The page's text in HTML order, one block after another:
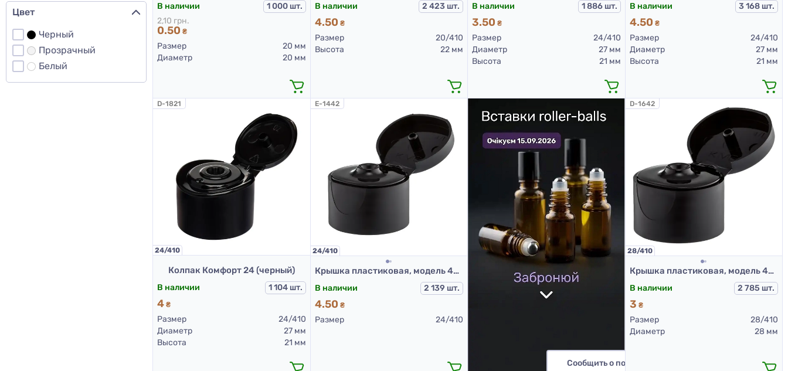
Цвет
Черный
Прозрачный
Белый
В наличии
1 000 шт.
2,10 грн.
0.50 ₴
Размер
20 мм
Диаметр
20 мм
В наличии 2 423 шт.
4.50 ₴
Размер
20/410
Высота
22 мм
В наличии 1 886 шт.
3.50 ₴
Размер
24/410
Диаметр
27 мм
Высота
21 мм
В наличии 3 168 шт.
4.50 ₴
Размер
24/410
Диаметр
27 мм
Высота
21 мм
D-1821
24/410
Колпак Комфорт 24 (черный)
В наличии 1 104 шт.
4 ₴
Размер
24/410
Диаметр
27 мм
Высота
21 мм
E-1442
24/410
Крышка пластиковая, модель 403В, 24/410, гладкая, Черная
В наличии 2 139 шт.
4.50 ₴
Размер 24/410
Сообщить о поступлении
D-1642
28/410
Крышка пластиковая, модель 403С, 28/410, гладкая, Черная
В наличии 2 785 шт.
3 ₴
Размер
28/410
Диаметр
28 мм